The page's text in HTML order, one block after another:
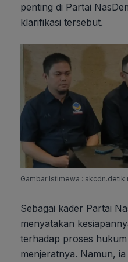
penting di Partai
klarifikasi tersebut.
Gambar Istimewa :
Sebagai kader Partai
menyatakan
terhadap proses
menjeratnya. Namun,